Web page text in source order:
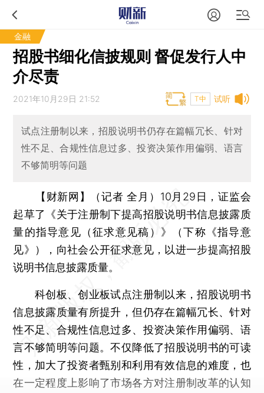
金融
招股书细化信披规则 督促发行人中
介尽责
试听
2021年10月29日 21:52 T中
试点注册制以来，招股说明书仍存在篇幅冗长、针对
性不足、合规性信息过多、投资决策作用偏弱、语言
不够简明等问题
【财新网】（记者 全月） 10月29日，证监会
起草了《关于注册制下提高招股说明书信息披露质
量的指导意见（征求意见稿）》（下称《指导意
见》），向社会公开征求意见，以进一步提高招股
说明书信息披露质量。
科创板、创业板试点注册制以来，招股说明书
信息披露质量有所提升，但仍存在篇幅冗长、针对
性不足、合规性信息过多、投资决策作用偏弱、语
言不够简明等问题。不仅降低了招股说明书的可读
性，加大了投资者甄别和利用有效信息的难度，也
在一定程度上影响了市场各方对注册制改革的认知